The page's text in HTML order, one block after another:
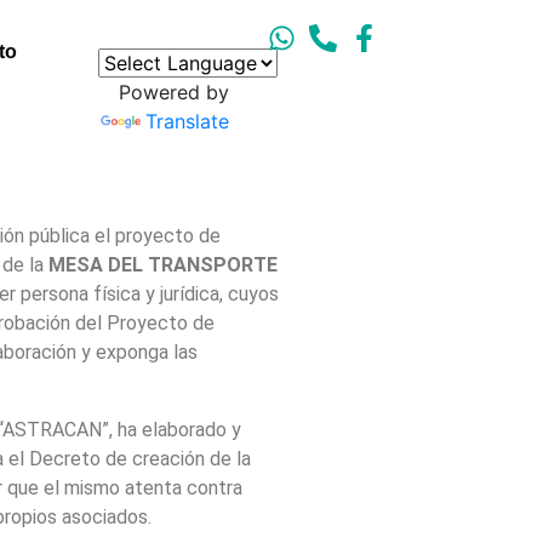
Powered by
Translate
pública el proyecto de
la MESA DEL TRANSPORTE
persona física y jurídica, cuyos
del Proyecto de
y exponga las
ha elaborado y
Decreto de creación de la
que el mismo atenta contra
asociados.